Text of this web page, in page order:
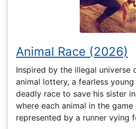
Animal Race (2026)
Inspired by the illegal universe
animal lottery, a fearless
deadly race to save his sister
where each animal in the game
represented by a runner vying